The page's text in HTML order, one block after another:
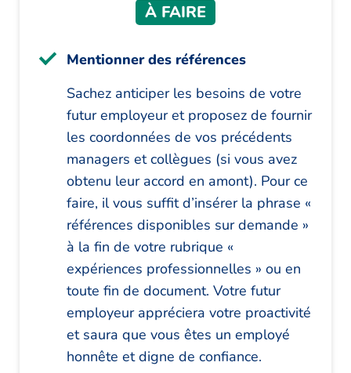
À FAIRE
Mentionner des références
Sachez anticiper les besoins de votre
futur employeur et proposez de fournir
les coordonnées de vos précédents
managers et collègues (si vous avez
obtenu leur accord en amont). Pour ce
faire, il vous suffit d’insérer la phrase «
références disponibles sur demande »
à la fin de votre rubrique «
expériences professionnelles » ou en
toute fin de document. Votre futur
employeur appréciera votre proactivité
et saura que vous êtes un employé
honnête et digne de confiance.